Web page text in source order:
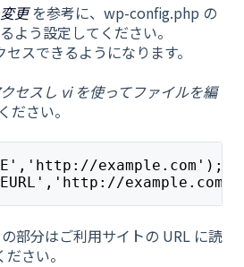
更 を参考に、wp-config.php の
よう設定してください。
スできるようになります。
セスし vi を使ってファイルを編
ださい。
example.com');
部分はご利用サイトの URL に読
さい。